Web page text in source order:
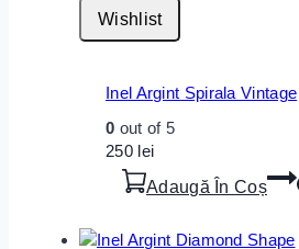
Wishlist
Inel Argint Spirala Vintage
0 out of 5
250 lei
Adaugă În Coș